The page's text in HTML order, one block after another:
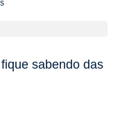
sabendo das